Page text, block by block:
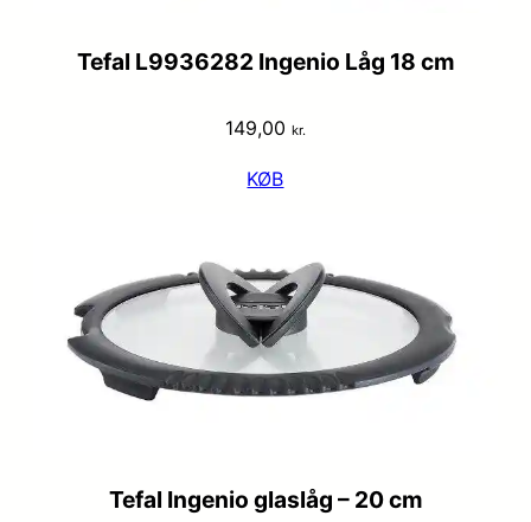
Tefal L9936282 Ingenio Låg 18 cm
149,00 kr.
KØB
Tefal Ingenio glaslåg – 20 cm